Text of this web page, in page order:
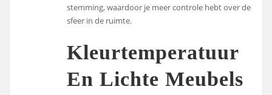
stemming, waardoor je meer controle hebt over de
sfeer in de ruimte.
Kleurtemperatuur
En Lichte Meubels